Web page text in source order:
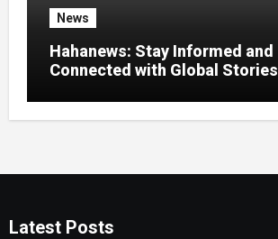
News
Hahanews: Stay Informed and
Connected with Global Stories
Latest Posts